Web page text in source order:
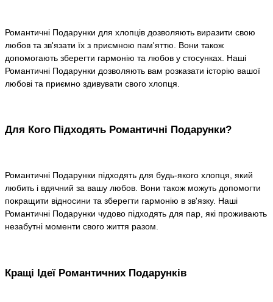
Романтичні Подарунки для хлопців дозволяють виразити свою
любов та зв'язати їх з приємною пам'яттю. Вони також
допомогають зберегти гармонію та любов у стосунках. Наші
Романтичні Подарунки дозволяють вам розказати історію вашої
любові та приємно здивувати свого хлопця.
Для Кого Підходять Романтичні Подарунки?
Романтичні Подарунки підходять для будь-якого хлопця, який
любить і вдячний за вашу любов. Вони також можуть допомогти
покращити відносини та зберегти гармонію в зв'язку. Наші
Романтичні Подарунки чудово підходять для пар, які проживають
незабутні моменти свого життя разом.
Кращі Ідеї Романтичних Подарунків